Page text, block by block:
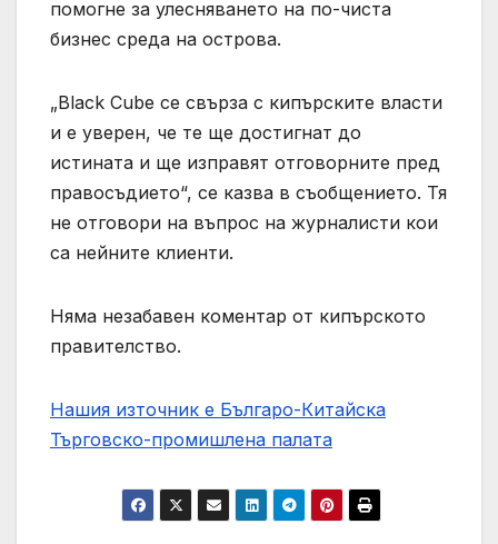
помогне за улесняването на по-чиста
бизнес среда на острова.
„Black ‌Cube се свърза с кипърските власти
и е уверен, че те ще достигнат до
истината и ще изправят отговорните пред
правосъдието“, се казва в съобщението. Тя
не отговори на въпрос на журналисти кои
са нейните клиенти.
Няма незабавен коментар от кипърското
правителство.
Нашия източник е Българо-Китайска
Търговско-промишлена палaта